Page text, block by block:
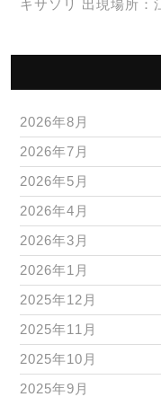
キサソリ 出現場所：
2026年8月
2026年7月
2026年5月
2026年4月
2026年3月
2026年1月
2025年12月
2025年11月
2025年10月
2025年9月